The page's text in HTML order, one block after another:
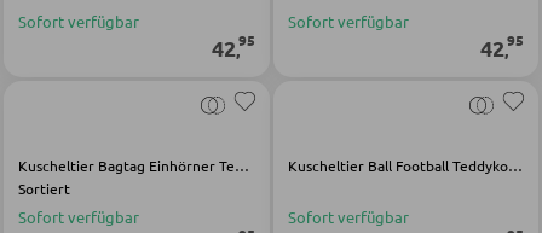
Couchtische
SESSEL
Polstersessel
Sofort verfügbar
42,95
Sofort verfügbar
42,95
Kuscheltier Bagtag Einhörner Teddykompaniet Mehrfarbig Polyester
Sortiert
Sofort verfügbar
Kuscheltier Ball Football Teddykompaniet Weiß Polyester
Sofort verfügbar